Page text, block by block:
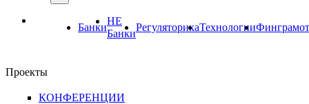
Банки
НЕ
Банки
РегуляторикаТехнологии
Проекты
КОНФЕРЕНЦИИ